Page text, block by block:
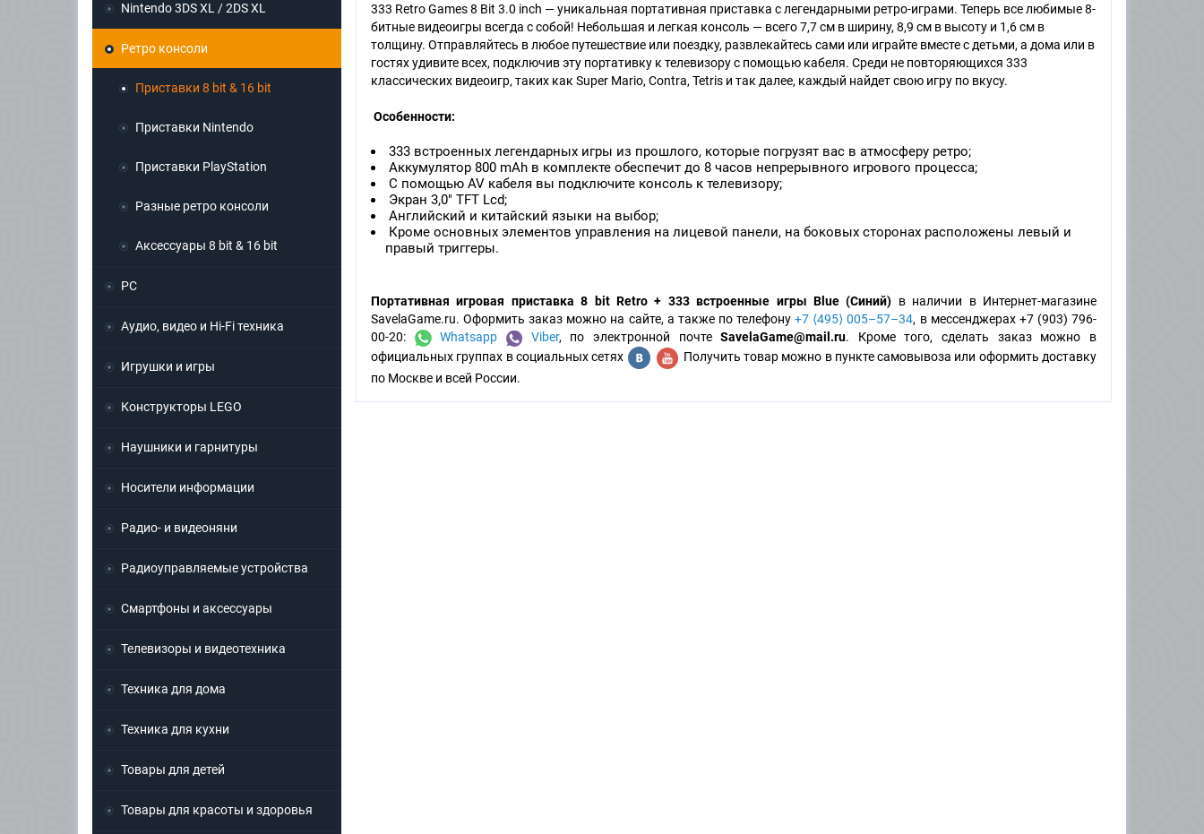
333 Retro Games 8 Bit 3.0 inch — уникальная портативная приставка с легендарными ретро-играми. Теперь все любимые 8-
битные видеоигры всегда с собой! Небольшая и легкая консоль — всего 7,7 см в ширину, 8,9 см в высоту и 1,6 см в
толщину. Отправляйтесь в любое путешествие или поездку, развлекайтесь сами или играйте вместе с детьми, а дома или в
гостях удивите всех, подключив эту портативку к телевизору с помощью кабеля. Среди не повторяющихся 333
классических видеоигр, таких как Super Mario, Contra, Tetris и так далее, каждый найдет свою игру по вкусу.
Особенности:
333 встроенных легендарных игры из прошлого, которые погрузят вас в атмосферу ретро;
Аккумулятор 800 mAh в комплекте обеспечит до 8 часов непрерывного игрового процесса;
С помощью AV кабеля вы подключите консоль к телевизору;
Экран 3,0" TFT Lcd;
Английский и китайский языки на выбор;
Кроме основных элементов управления на лицевой панели, на боковых сторонах расположены левый и
правый триггеры.
Портативная игровая приставка 8 bit Retro + 333 встроенные игры Blue (Синий) в наличии в Интернет-магазине
SavelaGame.ru. Оформить заказ можно на сайте, а также по телефону+7 ⟨495⟩ 005–57–34, в мессенджерах +7 (903) 796-
00-20:
Whatsapp Viber, по электронной почтеSavelaGame@mail.ru. Кроме того, сделать заказ можно в
официальных группах в социальных сетях
Получить товар можно в пункте самовывоза или оформить доставку
по Москве и всей России.
Nintendo 3DS XL / 2DS XL
Ретро консоли
Приставки 8 bit & 16 bit
Приставки Nintendo
Приставки PlayStation
Разные ретро консоли
Аксессуары 8 bit & 16 bit
PC
Аудио, видео и Hi-Fi техника
Игрушки и игры
Конструкторы LEGO
Наушники и гарнитуры
Носители информации
Радио- и видеоняни
Радиоуправляемые устройства
Смартфоны и аксессуары
Телевизоры и видеотехника
Техника для дома
Техника для кухни
Товары для детей
Товары для красоты и здоровья